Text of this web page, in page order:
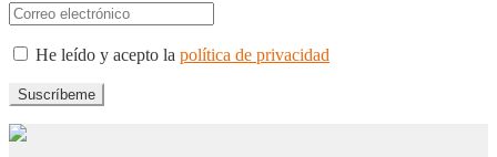
He leído y acepto la política de privacidad